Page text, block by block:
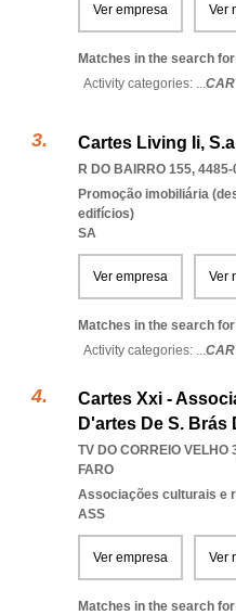
Ver empresa Ver
Matches in the search
Activity categories: ...
Cartes Living Ii,
R DO BAIRRO 155,
Promoção imobiliária
edifícios)
SA
Ver empresa Ver
Matches in the search
Activity categories: ...
Cartes Xxi -
D'artes De S. Brás
TV DO CORREIO VELHO
FARO
Associações culturais e
ASS
Ver empresa Ver
Matches in the search